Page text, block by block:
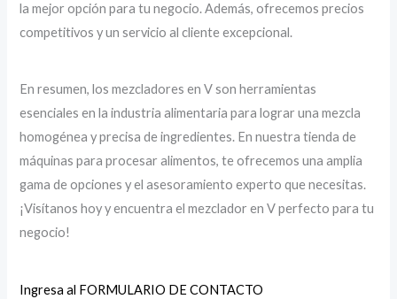
la mejor opción para tu negocio. Además, ofrecemos precios
competitivos y un servicio al cliente excepcional.
En resumen, los mezcladores en V son herramientas
esenciales en la industria alimentaria para lograr una mezcla
homogénea y precisa de ingredientes. En nuestra tienda de
máquinas para procesar alimentos, te ofrecemos una amplia
gama de opciones y el asesoramiento experto que necesitas.
¡Visítanos hoy y encuentra el mezclador en V perfecto para tu
negocio!
Ingresa al FORMULARIO DE CONTACTO